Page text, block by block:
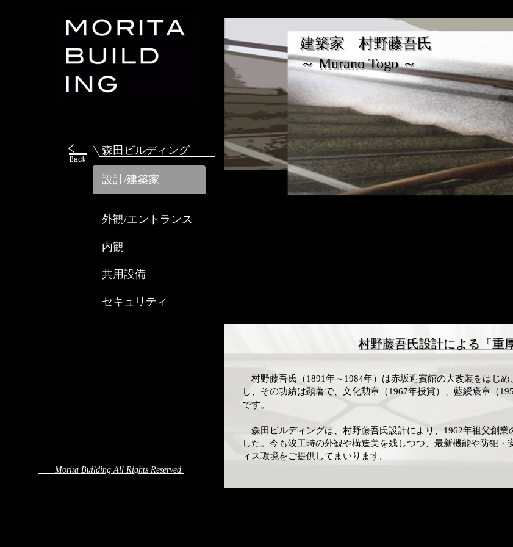
森田ビルディング
設計/建築家
外観/エントランス
内観
共用設備
セキュリティ
Morita Building All Rights Reserved.
建築家 村野藤吾氏
～ Murano Togo ～
村野藤吾氏設計による「重
村野藤吾氏（1891年～1984年）は赤坂迎賓館の大改装をはじ
し、その功績は顕著で、文化勲章（1967年授賞）、藍綬褒章（
です。
森田ビルディングは、村野藤吾氏設計により、1962年祖父創
した。今も竣工時の外観や構造美を残しつつ、最新機能や防犯
ィス環境をご提供してまいります。